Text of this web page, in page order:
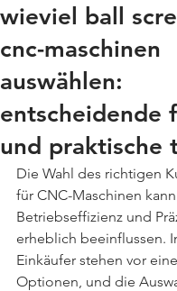
wieviel ball
cnc-maschinen
auswählen:
entscheidende
und praktische
Die Wahl des richtigen
für CNC-Maschinen
Betriebseffizienz und
erheblich beeinflussen.
Einkäufer stehen vor
Optionen, und die